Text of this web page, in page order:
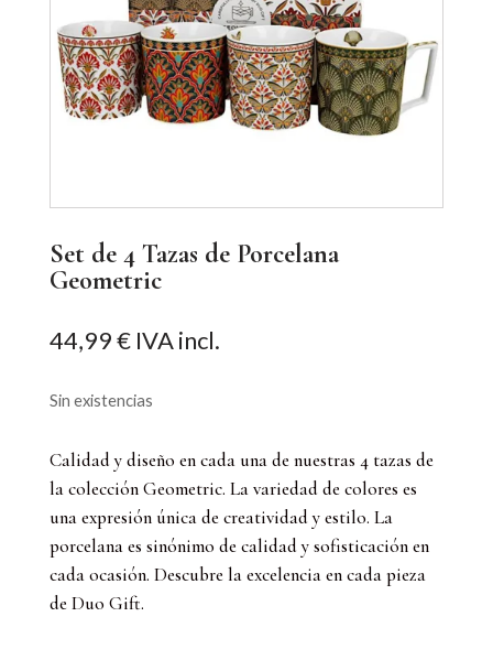
Set de 4 Tazas de Porcelana
Geometric
44,99€ IVA incl.
Sin existencias
Calidad y diseño en cada una de nuestras 4 tazas de
la colección Geometric. La variedad de colores es
una expresión única de creatividad y estilo. La
porcelana es sinónimo de calidad y sofisticación en
cada ocasión. Descubre la excelencia en cada pieza
de Duo Gift.